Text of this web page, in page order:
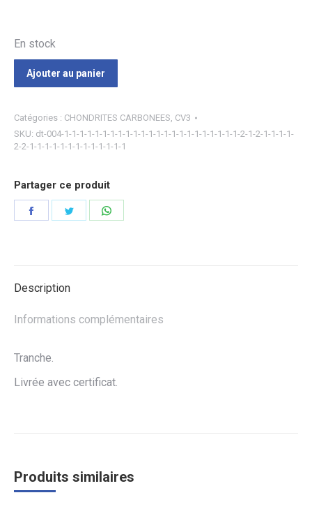
En stock
Ajouter au panier
Catégories : CHONDRITES CARBONEES CV3
SKU: dt-004-1-1-1-1-1-1-1-1-1-1-1-1-1-1-1-1-1-1-1-1-1-1-1-2-1-2-1-1-1-1-
2-2-1-1-1-1-1-1-1-1-1-1-1-1-1
Partager ce produit
Partager Partager
Description
Informations complémentaires
Tranche.
Livrée avec certificat.
Produits similaires